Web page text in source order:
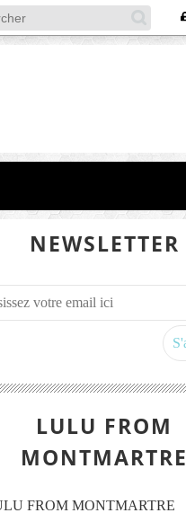
NEWSLETTER
LULU FROM
MONTMARTRE